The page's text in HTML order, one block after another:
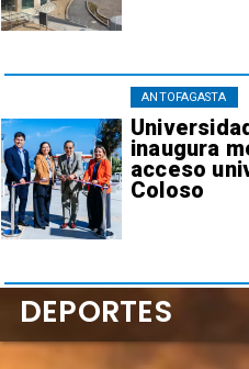
inaugura
acceso
Coloso
ANTOFAGASTA
DEPORTES